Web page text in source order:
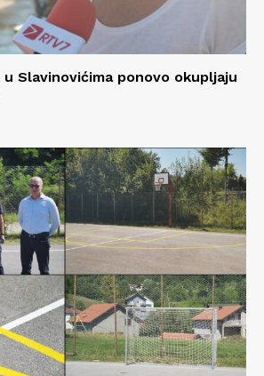
Slavinovićima ponovo okupljaju